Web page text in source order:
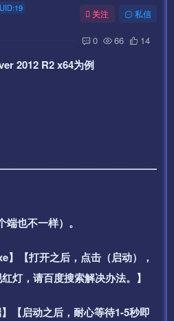
UID:19 关注 私信
0 66 14
2012 R2 x64为例
也不一样）。
【打开之后，点击（启动），
灯，请百度搜索解决办法。】
【启动之后，耐心等待1-5秒即